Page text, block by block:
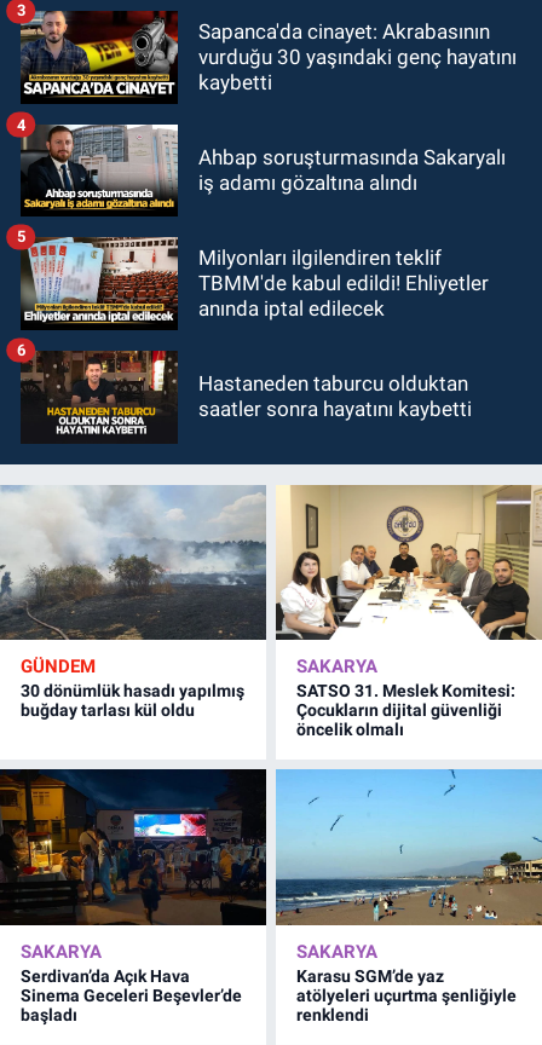
Sapanca'da cinayet: Akrabasının
vurduğu 30 yaşındaki genç hayatını
kaybetti
3
Ahbap soruşturmasında Sakaryalı
iş adamı gözaltına alındı
4
Milyonları ilgilendiren teklif
TBMM'de kabul edildi! Ehliyetler
anında iptal edilecek
5
Hastaneden taburcu olduktan
saatler sonra hayatını kaybetti
6
GÜNDEM
30 dönümlük hasadı yapılmış
buğday tarlası kül oldu
SAKARYA
SATSO 31. Meslek Komitesi:
Çocukların dijital güvenliği
öncelik olmalı
SAKARYA
Serdivan’da Açık Hava
Sinema Geceleri Beşevler’de
başladı
SAKARYA
Karasu SGM’de yaz
atölyeleri uçurtma şenliğiyle
renklendi